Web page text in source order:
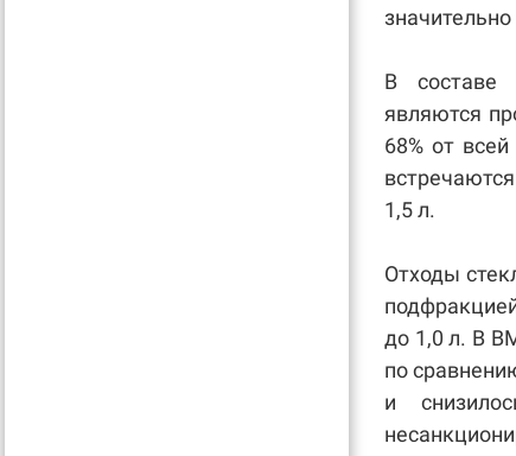
В составе
являются
68% от
1,5 л.
Отходы
до 1,0 л. В
по
и